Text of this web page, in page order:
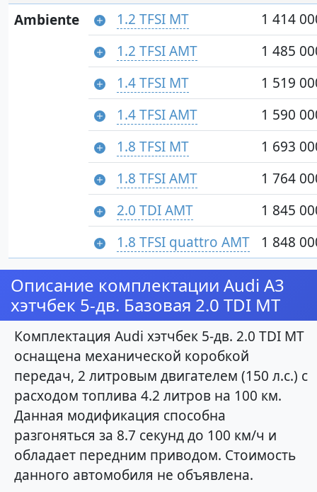
Ambiente
1.2 TFSI MT
1 414
1.2 TFSI AMT
1 485
1.4 TFSI MT
1 519
1.4 TFSI AMT
1 590
1.8 TFSI MT
1 693
1.8 TFSI AMT
1 764
2.0 TDI AMT
1 845
1.8 TFSI quattro AMT
1 848
Описание комплектации Audi A3
хэтчбек 5-дв. Базовая 2.0 TDI MT
Комплектация Audi хэтчбек 5-дв. 2.0 TDI MT
оснащена механической коробкой
передач, 2 литровым двигателем (150 л.с.) с
расходом топлива 4.2 литров на 100 км.
Данная модификация способна
разгоняться за 8.7 секунд до 100 км/ч и
обладает передним приводом. Стоимость
данного автомобиля не объявлена.